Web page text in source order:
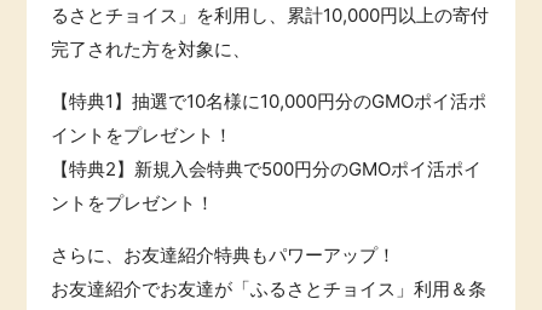
るさとチョイス」を利用し、累計10,000円以上の寄付
完了された方を対象に、
【特典1】抽選で10名様に10,000円分のGMOポイ活ポ
イントをプレゼント！
【特典2】新規入会特典で500円分のGMOポイ活ポイ
ントをプレゼント！
さらに、お友達紹介特典もパワーアップ！
お友達紹介でお友達が「ふるさとチョイス」利用＆条